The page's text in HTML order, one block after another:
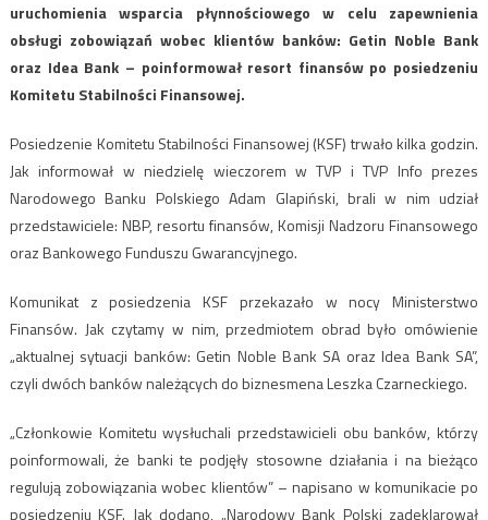
uruchomienia wsparcia płynnościowego w celu zapewnienia
obsługi zobowiązań wobec klientów banków: Getin Noble Bank
oraz Idea Bank – poinformował resort finansów po posiedzeniu
Komitetu Stabilności Finansowej.
Posiedzenie Komitetu Stabilności Finansowej (KSF) trwało kilka godzin.
Jak informował w niedzielę wieczorem w TVP i TVP Info prezes
Narodowego Banku Polskiego Adam Glapiński, brali w nim udział
przedstawiciele: NBP, resortu finansów, Komisji Nadzoru Finansowego
oraz Bankowego Funduszu Gwarancyjnego.
Komunikat z posiedzenia KSF przekazało w nocy Ministerstwo
Finansów. Jak czytamy w nim, przedmiotem obrad było omówienie
„aktualnej sytuacji banków: Getin Noble Bank SA oraz Idea Bank SA”,
czyli dwóch banków należących do biznesmena Leszka Czarneckiego.
„Członkowie Komitetu wysłuchali przedstawicieli obu banków, którzy
poinformowali, że banki te podjęły stosowne działania i na bieżąco
regulują zobowiązania wobec klientów” – napisano w komunikacie po
posiedzeniu KSF. Jak dodano, „Narodowy Bank Polski zadeklarował